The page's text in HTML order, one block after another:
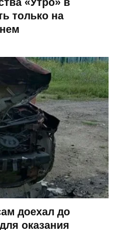
«Утро» в
только на
доехал до
оказания